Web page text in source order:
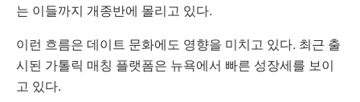
는 이들까지 개종반에 몰리고 있다.
이런 흐름은 데이트 문화에도 영향을 미치고 있다. 최근 출
시된 가톨릭 매칭 플랫폼은 뉴욕에서 빠른 성장세를 보이
고 있다.